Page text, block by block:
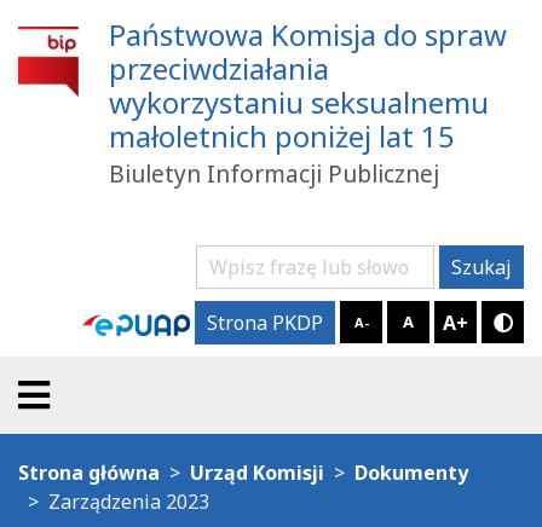
Państwowa Komisja do spraw
przeciwdziałania
wykorzystaniu seksualnemu
małoletnich poniżej lat 15
Biuletyn Informacji Publicznej
Szukaj Szukaj
Strona PKDP A- A A+
Strona główna Urząd Komisji
Dokumenty
Zarządzenia 2023